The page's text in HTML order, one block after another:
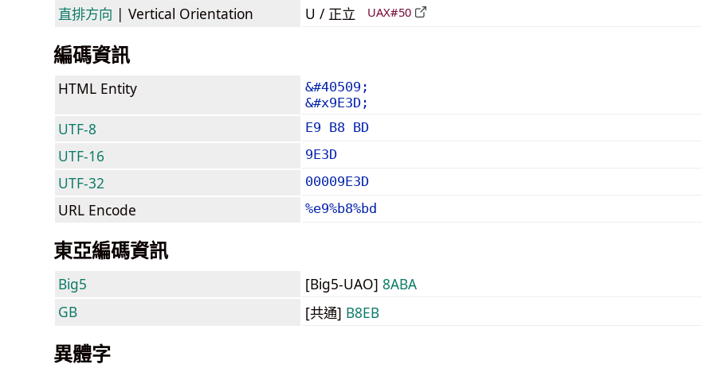
直排方向 | Vertical Orientation U / 正立 UAX#50
編碼資訊
HTML Entity
&#40509;
&#x9E3D;
UTF-8 E9 B8 BD
UTF-16 9E3D
UTF-32 00009E3D
URL Encode %e9%b8%bd
東亞編碼資訊
Big5 [Big5-UAO] 8ABA
GB
[共通] B8EB
異體字